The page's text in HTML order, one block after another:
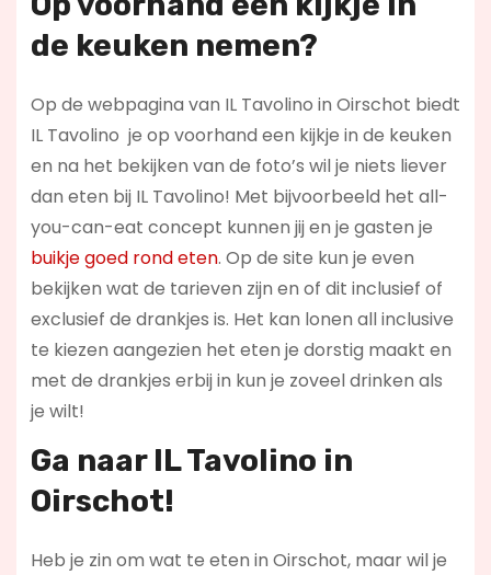
de keuken nemen?
Op de webpagina van IL Tavolino in Oirschot biedt
IL Tavolino je op voorhand een kijkje in de keuken
en na het bekijken van de foto’s wil je niets liever
dan eten bij IL Tavolino! Met bijvoorbeeld het all-
you-can-eat concept kunnen jij en je gasten je
buikje goed rond eten. Op de site kun je even
bekijken wat de tarieven zijn en of dit inclusief of
exclusief de drankjes is. Het kan lonen all inclusive
te kiezen aangezien het eten je dorstig maakt en
met de drankjes erbij in kun je zoveel drinken als
je wilt!
Ga naar IL Tavolino in
Oirschot!
Heb je zin om wat te eten in Oirschot, maar wil je